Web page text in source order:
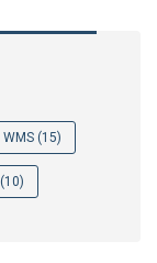
WMS (15)